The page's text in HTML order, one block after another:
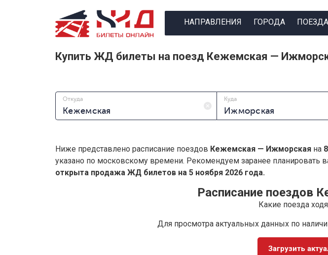
НАПРАВЛЕНИЯ ГОРОДА ПОЕЗДА
Купить ЖД билеты на поезд Кежемская —
Откуда Куда
Ниже представлено расписание поездов Кежемская — Ижморская на
указано по московскому времени. Рекомендуем заранее
открыта продажа ЖД билетов на 5 ноября 2026 года.
Расписание поездов
Какие поезда
Для просмотра актуальных данных по
Загрузить